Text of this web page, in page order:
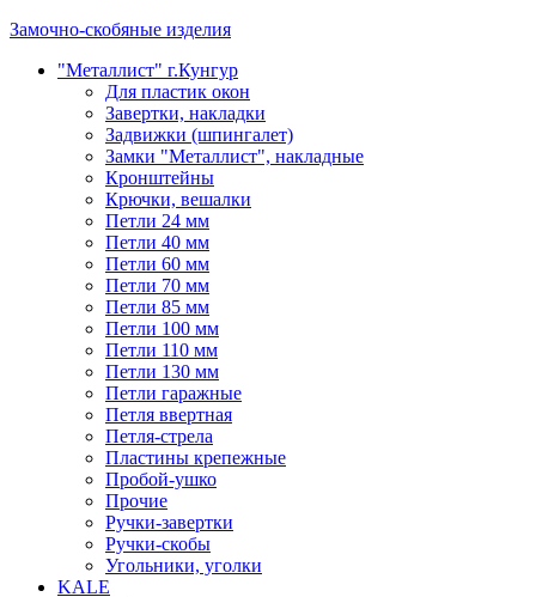
Замочно-скобяные изделия
"Металлист" г.Кунгур
Для пластик окон
Завертки, накладки
Задвижки (шпингалет)
Замки "Металлист", накладные
Кронштейны
Крючки, вешалки
Петли 24 мм
Петли 40 мм
Петли 60 мм
Петли 70 мм
Петли 85 мм
Петли 100 мм
Петли 110 мм
Петли 130 мм
Петли гаражные
Петля ввертная
Петля-стрела
Пластины крепежные
Пробой-ушко
Прочие
Ручки-завертки
Ручки-скобы
Угольники, уголки
KALE